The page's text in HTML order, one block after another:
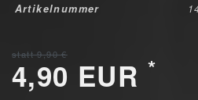
Artikelnummer
statt 9,90 €
4,90 EUR *